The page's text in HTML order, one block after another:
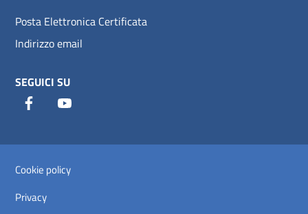
Posta Elettronica Certificata
Indirizzo email
SEGUICI SU
Facebook
Cookie policy
Privacy